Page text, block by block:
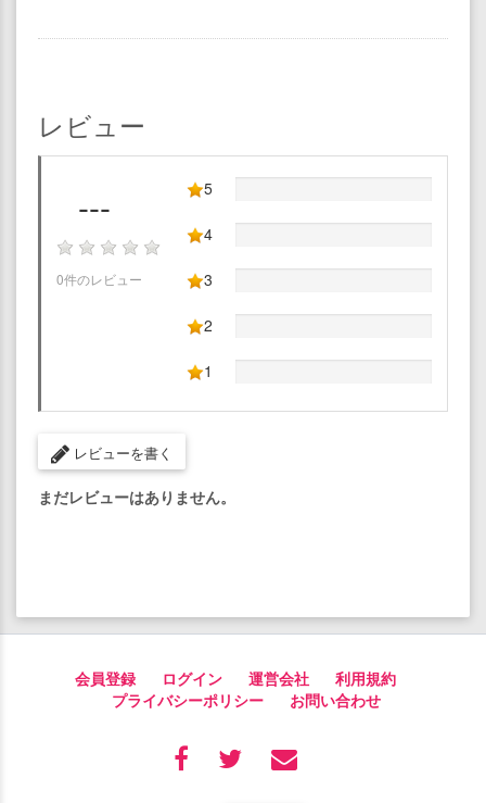
レビュー
---
0件のレビュー
5
4
3
2
1
レビューを書く
まだレビューはありません。
会員登録 ログイン 運営会社
利用規約
プライバシーポリシー
お問い合わせ